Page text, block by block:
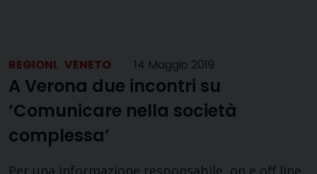
REGIONI, VENETO 14 Maggio 2019
A Verona due incontri su
‘Comunicare nella società
complessa’
Per una informazione responsabile, on e off line.